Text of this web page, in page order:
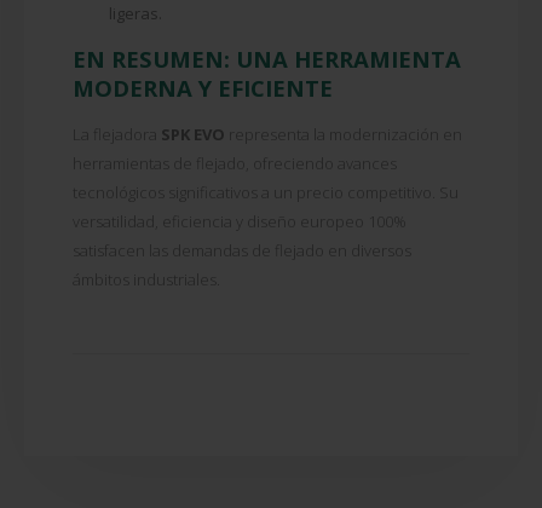
ligeras.
EN RESUMEN: UNA HERRAMIENTA
MODERNA Y EFICIENTE
SPK EVO representa la modernización en
herramientas de flejado, ofreciendo avances
tecnológicos significativos a un precio competitivo. Su
versatilidad, eficiencia y diseño europeo 100%
satisfacen las demandas de flejado en diversos
ámbitos industriales.